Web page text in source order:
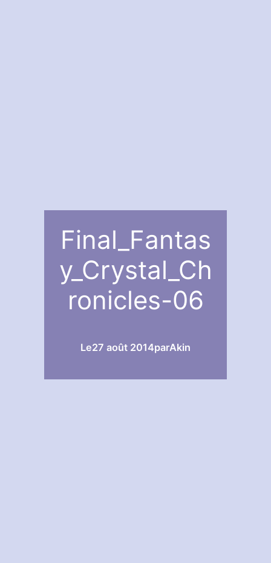
Final_Fantas
y_Crystal_Ch
ronicles-06
Le27 août 2014parAkin